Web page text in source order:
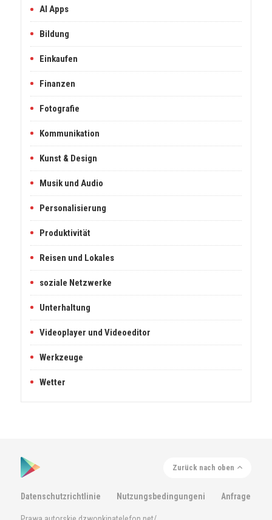
AI Apps
Bildung
Einkaufen
Finanzen
Fotografie
Kommunikation
Kunst & Design
Musik und Audio
Personalisierung
Produktivität
Reisen und Lokales
soziale Netzwerke
Unterhaltung
Videoplayer und Videoeditor
Werkzeuge
Wetter
Datenschutzrichtlinie Nutzungsbedingungeni Anfrage
Zurück nach oben